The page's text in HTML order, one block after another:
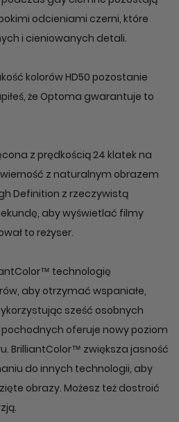
odcieniami czerni, które
i cieniowanych detali.
kolorów HD50 pozostanie
że Optoma gwarantuje to
z prędkością 24 klatek na
z naturalnym obrazem
Definition z rzeczywistą
aby wyświetlać filmy
to reżyser.
technologię
aby otrzymać wspaniałe,
sześć osobnych
oferuje nowy poziom
BrilliantColor™ zwiększa jasność
do innych technologii, aby
obrazy. Możesz też dostroić